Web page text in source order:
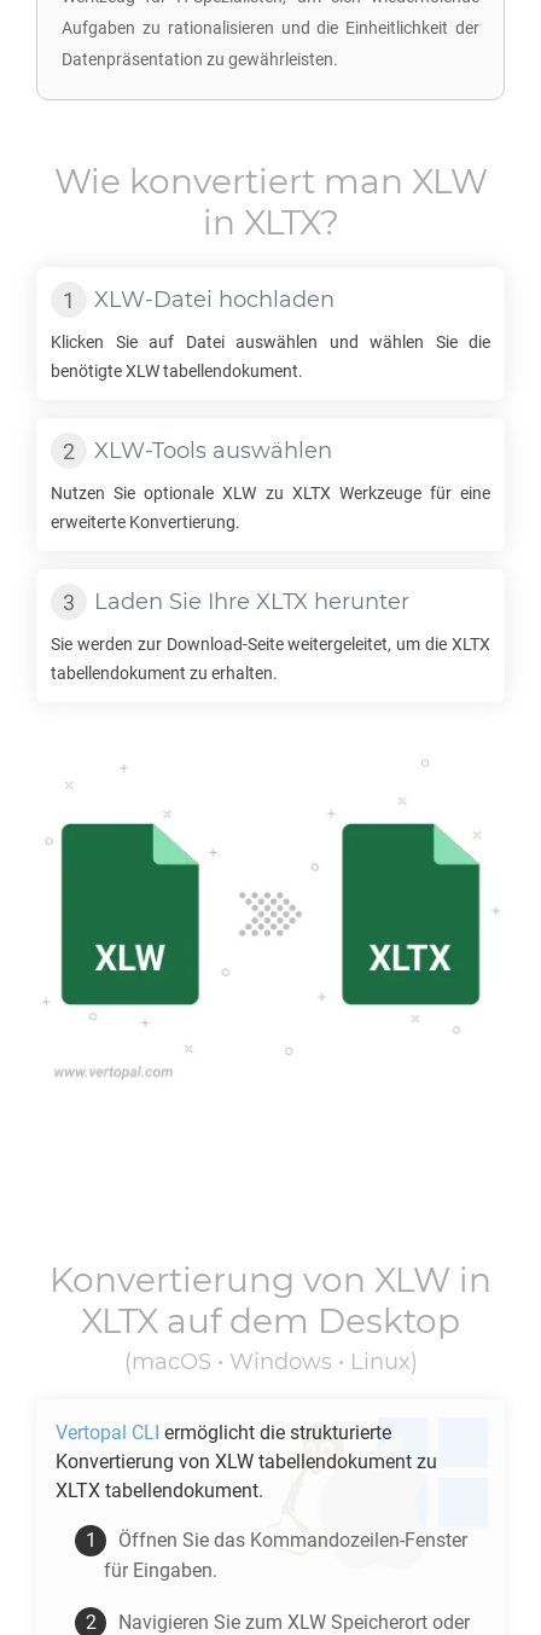
Aufgaben zu rationalisieren und die Einheitlichkeit der
Datenpräsentation zu gewährleisten.
Wie konvertiert man XLW
in XLTX?
XLW-Datei hochladen
Klicken Sie auf Datei auswählen und wählen Sie die
benötigteXLWtabellendokument.
XLW-Tools auswählen
Nutzen Sie optionaleXLW zu XLTX Werkzeuge für eine
erweiterte Konvertierung.
Laden Sie Ihre XLTX herunter
Sie werden zur Download-Seite weitergeleitet, um die XLTX
tabellendokument zu erhalten.
Konvertierung von XLW in
XLTX auf dem Desktop
(macOS • Windows • Linux)
Vertopal CLI ermöglicht die strukturierte
Konvertierung von XLW tabellendokument zu
XLTX tabellendokument.
Öffnen Sie das Kommandozeilen-Fenster
für Eingaben.
Navigieren Sie zum XLW Speicherort oder